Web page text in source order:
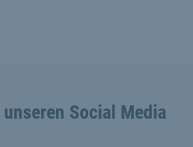
Social Media